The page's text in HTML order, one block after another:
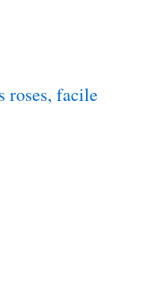
roses, facile